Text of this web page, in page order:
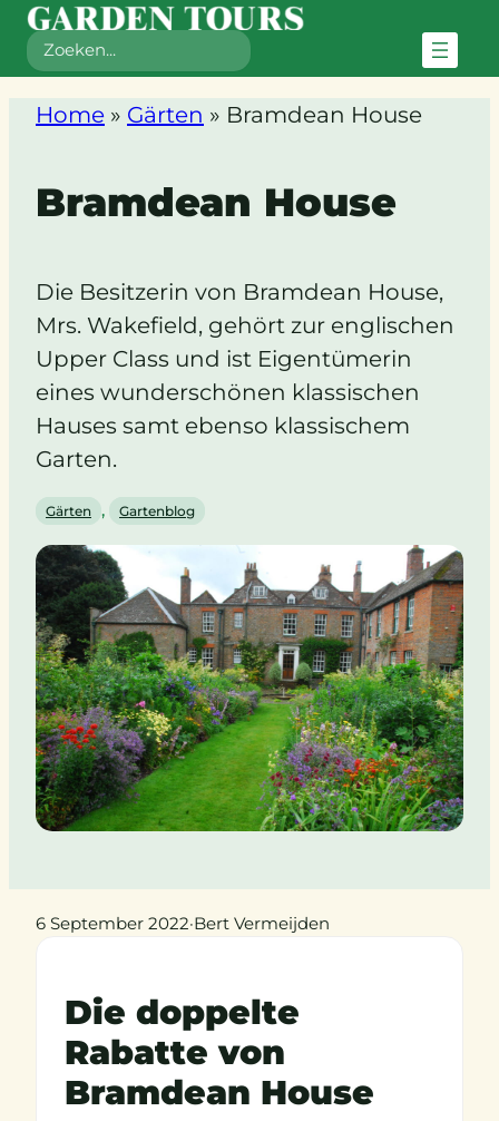
Zoeken
Home » Gärten » Bramdean House
Bramdean House
Die Besitzerin von Bramdean House,
Mrs. Wakefield, gehört zur englischen
Upper Class und ist Eigentümerin
eines wunderschönen klassischen
Hauses samt ebenso klassischem
Garten.
Gärten , Gartenblog
6 September 2022·Bert Vermeijden
Die doppelte
Rabatte von
Bramdean House